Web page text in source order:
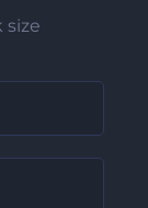
size